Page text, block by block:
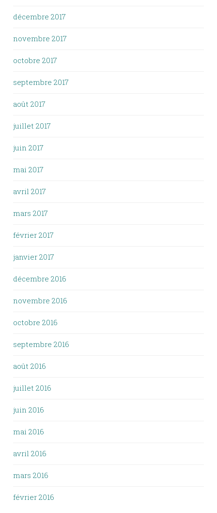
décembre 2017
novembre 2017
octobre 2017
septembre 2017
août 2017
juillet 2017
juin 2017
mai 2017
avril 2017
mars 2017
février 2017
janvier 2017
décembre 2016
novembre 2016
octobre 2016
septembre 2016
août 2016
juillet 2016
juin 2016
mai 2016
avril 2016
mars 2016
février 2016